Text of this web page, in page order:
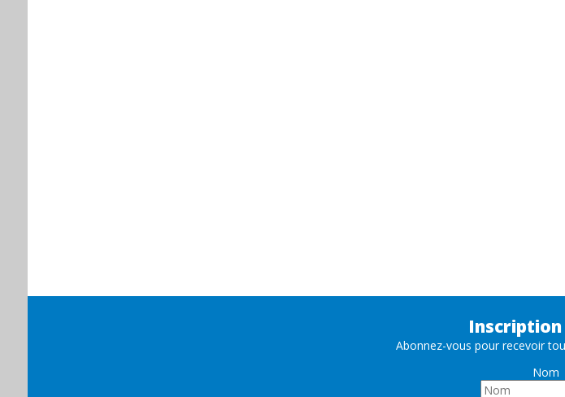
Inscription
Abonnez-vous pour recevoir
Nom